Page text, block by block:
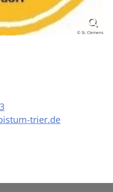
© St. Clemens
trier.de